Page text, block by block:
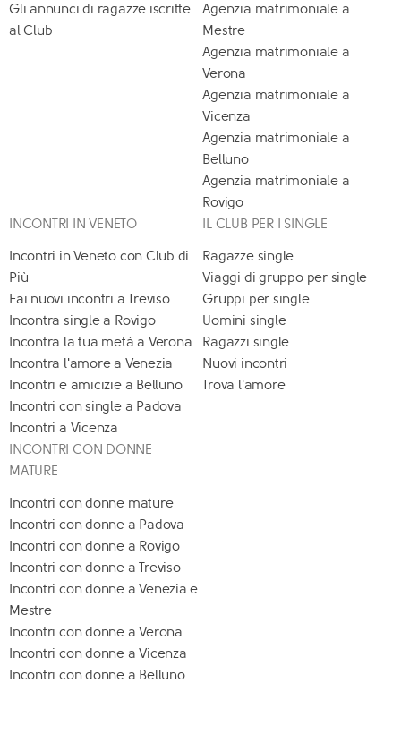
Gli annunci di ragazze iscritte
al Club
Agenzia matrimoniale a
Mestre
Agenzia matrimoniale a
Verona
Agenzia matrimoniale a
Vicenza
Agenzia matrimoniale a
Belluno
Agenzia matrimoniale a
Rovigo
INCONTRI IN VENETO
Incontri in Veneto con Club di
Più
Fai nuovi incontri a Treviso
Incontra single a Rovigo
Incontra la tua metà a Verona
Incontra l'amore a Venezia
Incontri e amicizie a Belluno
Incontri con single a Padova
Incontri a Vicenza
IL CLUB PER I SINGLE
Ragazze single
Viaggi di gruppo per single
Gruppi per single
Uomini single
Ragazzi single
Nuovi incontri
Trova l'amore
INCONTRI CON DONNE
MATURE
Incontri con donne mature
Incontri con donne a Padova
Incontri con donne a Rovigo
Incontri con donne a Treviso
Incontri con donne a Venezia e
Mestre
Incontri con donne a Verona
Incontri con donne a Vicenza
Incontri con donne a Belluno